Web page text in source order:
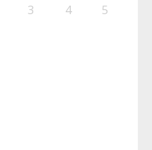
3 4 5